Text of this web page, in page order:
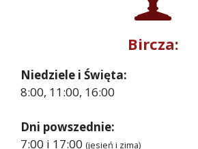
Bircza:
Niedziele i Święta:
8:00, 11:00, 16:00
Dni powszednie:
7:00 i 17:00 (jesień i zima)